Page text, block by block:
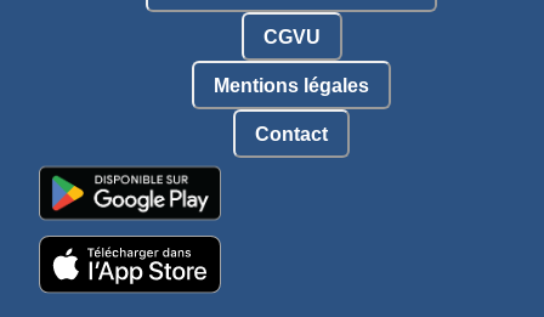
CGVU
Mentions légales
Contact